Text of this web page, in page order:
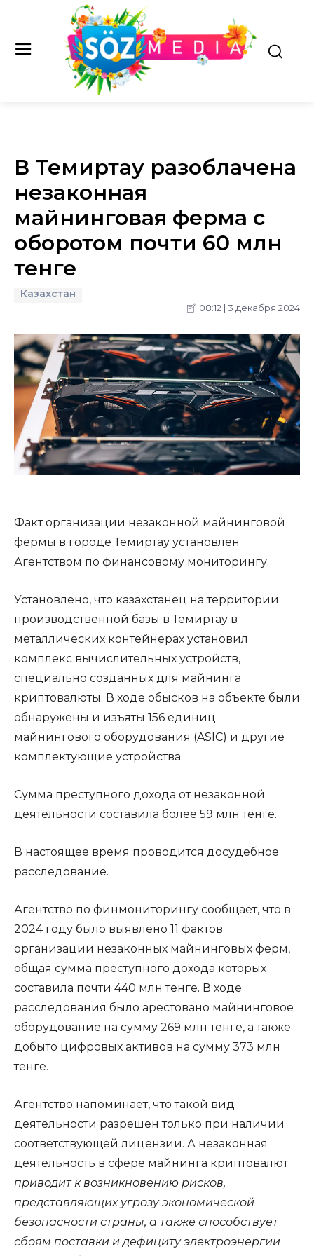
В Темиртау разоблачена
незаконная
майнинговая ферма с
оборотом почти 60 млн
тенге
Казахстан
08:12 | 3 декабря 2024
Факт организации незаконной майнинговой
фермы в городе Темиртау установлен
Агентством по финансовому мониторингу.
Установлено, что казахстанец на территории
производственной базы в Темиртау в
металлических контейнерах установил
комплекс вычислительных устройств,
специально созданных для майнинга
криптовалюты. В ходе обысков на объекте были
обнаружены и изъяты 156 единиц
майнингового оборудования (ASIC) и другие
комплектующие устройства.
Сумма преступного дохода от незаконной
деятельности составила более 59 млн тенге.
В настоящее время проводится досудебное
расследование.
Агентство по финмониторингу сообщает, что в
2024 году было выявлено 11 фактов
организации незаконных майнинговых ферм,
общая сумма преступного дохода которых
составила почти 440 млн тенге. В ходе
расследования было арестовано майнинговое
оборудование на сумму 269 млн тенге, а также
добыто цифровых активов на сумму 373 млн
тенге.
Агентство напоминает, что такой вид
деятельности разрешен только при наличии
соответствующей лицензии. А незаконная
деятельность в сфере майнинга криптовалют
приводит к возникновению рисков,
представляющих угрозу экономической
безопасности страны, а также способствует
сбоям поставки и дефициту электроэнергии